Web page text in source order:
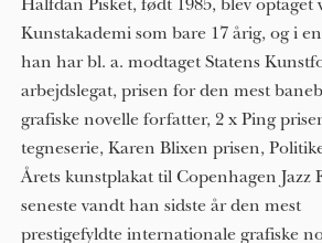
Halfdan Pisket, født 1985, blev optaget
Kunstakademi som bare 17 årig, og i
han har bl. a. modtaget Statens
arbejdslegat, prisen for den mest
grafiske novelle forfatter, 2 x Ping
tegneserie, Karen Blixen prisen,
Årets kunstplakat til Copenhagen Jazz
seneste vandt han sidste år den mest
prestigefyldte internationale grafiske